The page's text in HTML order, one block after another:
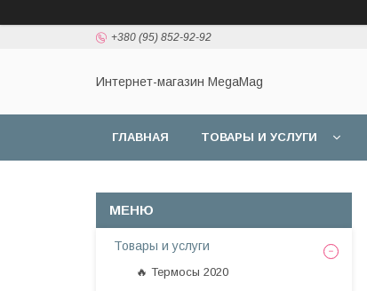
+380 (95) 852-92-92
Интернет-магазин MegaMag
ГЛАВНАЯ ТОВАРЫ И УСЛУГИ
Товары и услуги
🔥 Термосы 2020